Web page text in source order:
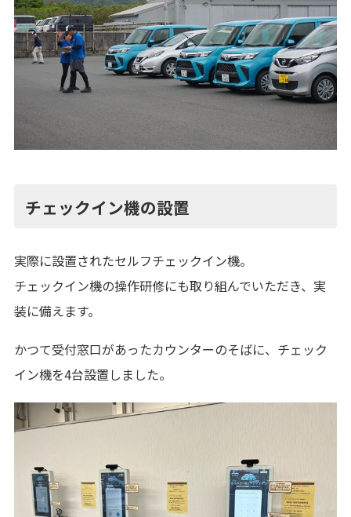
チェックイン機の設置
実際に設置されたセルフチェックイン機。
チェックイン機の操作研修にも取り組んでいただき、実
装に備えます。
かつて受付窓口があったカウンターのそばに、チェック
イン機を4台設置しました。